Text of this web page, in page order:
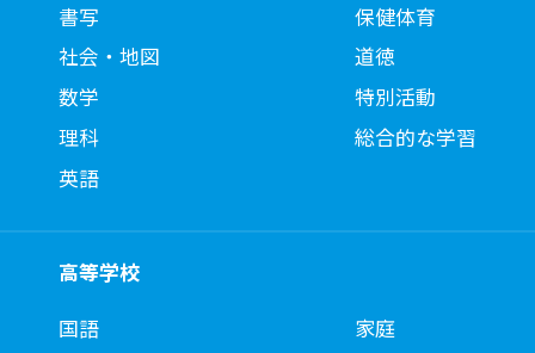
書写
社会・地図
数学
理科
英語
保健体育
道徳
特別活動
総合的な学習
高等学校
国語
家庭